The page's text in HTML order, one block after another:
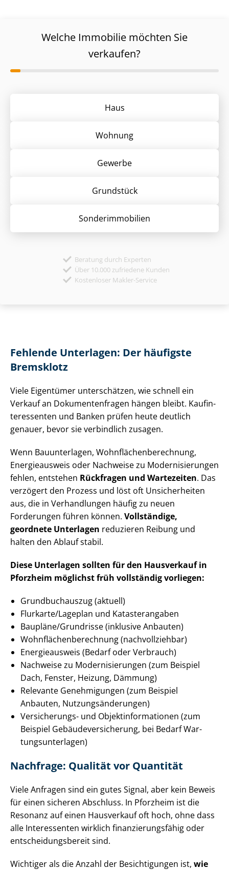
Welche Immobilie möchten Sie
verkaufen?
Haus
Wohnung
Gewerbe
Grund­stück
Sonder­immobilien
Beratung durch Experten
Über 10.000 zufriedene Kunden
Kostenloser Makler-Service
Fehlende Unterlagen: Der häufigste
Bremsklotz
Viele Eigentümer unterschätzen, wie schnell ein
Verkauf an Do­ku­men­ten­fra­gen hängen bleibt. Kauf­in­
ter­es­sen­ten und Banken prüfen heute deutlich
genauer, bevor sie verbindlich zusagen.
Wenn Bauunterlagen, Wohn­flä­chen­be­rech­nung,
Energieausweis oder Nachweise zu Mo­der­ni­sie­run­gen
fehlen, entstehen Rückfragen und Wartezeiten. Das
verzögert den Prozess und löst oft Unsicherheiten
aus, die in Verhandlungen häufig zu neuen
Forderungen führen können. Vollständige,
geordnete Unterlagen reduzieren Reibung und
halten den Ablauf stabil.
Diese Unterlagen sollten für den Hausverkauf in
Pforzheim möglichst früh vollständig vorliegen:
Grundbuchauszug (aktuell)
Flurkarte/Lageplan und Katasterangaben
Baupläne/Grundrisse (inklusive Anbauten)
Wohn­flä­chen­be­rech­nung (nachvollziehbar)
Energieausweis (Bedarf oder Verbrauch)
Nachweise zu Mo­der­ni­sie­run­gen (zum Beispiel
Dach, Fenster, Heizung, Dämmung)
Relevante Genehmigungen (zum Beispiel
Anbauten, Nut­zungs­än­de­run­gen)
Versicherungs- und Ob­jekt­in­for­ma­tio­nen (zum
Beispiel Ge­bäu­de­ver­si­che­rung, bei Bedarf War­
tungs­un­ter­la­gen)
Nachfrage: Qualität vor Quantität
Viele Anfragen sind ein gutes Signal, aber kein Beweis
für einen sicheren Abschluss. In Pforzheim ist die
Resonanz auf einen Hausverkauf oft hoch, ohne dass
alle Interessenten wirklich fi­nan­zie­rungs­fä­hig oder
ent­schei­dungs­be­reit sind.
Wichtiger als die Anzahl der Besichtigungen ist, wie